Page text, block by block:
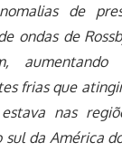
de
ondas de
frias que
estava nas
sul da América